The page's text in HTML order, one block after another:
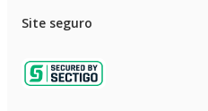
Site seguro